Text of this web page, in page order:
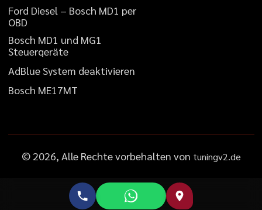
Ford Diesel – Bosch MD1 per
OBD
Bosch MD1 und MG1
Steuergeräte
AdBlueSystem deaktivieren
Bosch ME17MT
© 2026, Alle Rechte vorbehalten von tuningv2.de